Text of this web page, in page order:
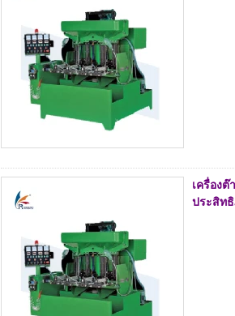
เครื่อง
ประสิท